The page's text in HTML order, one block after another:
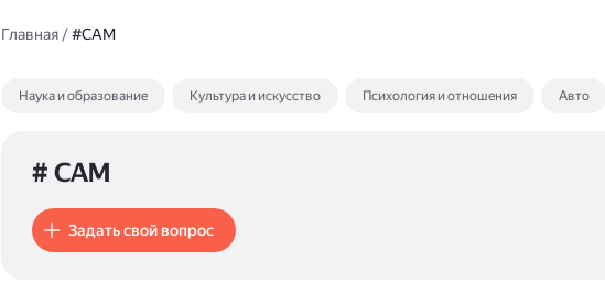
Главная/#CAM
Наука и образование Культура и искусство Психология и отношения Авто
# CAM
Задать свой вопрос